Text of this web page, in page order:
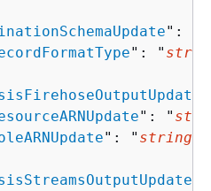
":
": "
": "
": " string